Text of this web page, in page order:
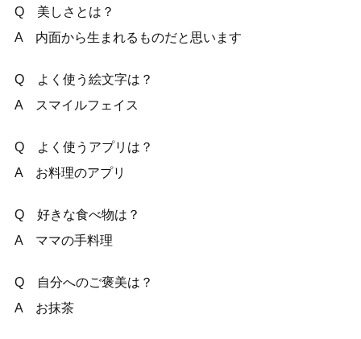
Q 美しさとは？
A 内面から生まれるものだと思います
Q よく使う絵文字は？
A スマイルフェイス
Q よく使うアプリは？
A お料理のアプリ
Q 好きな食べ物は？
A ママの手料理
Q 自分へのご褒美は？
A お抹茶